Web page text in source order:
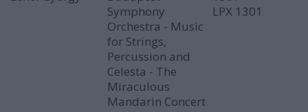
Symphony
Orchestra ‎- Music
for Strings,
Percussion and
Celesta - The
Miraculous
Mandarin Concert
LPX 1301